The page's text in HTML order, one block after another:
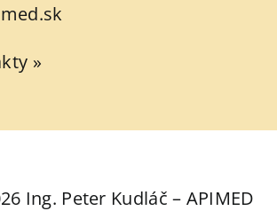
»
Ing. Peter Kudláč – APIMED